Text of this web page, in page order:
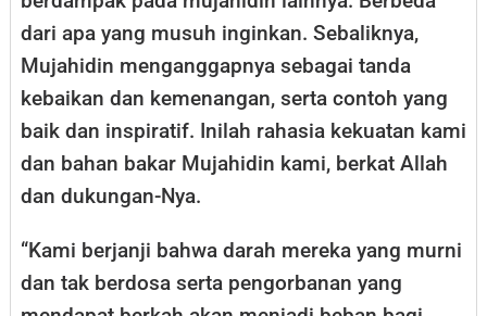
dari apa yang musuh inginkan. Sebaliknya,
Mujahidin menganggapnya sebagai tanda
kebaikan dan kemenangan, serta contoh yang
baik dan inspiratif. Inilah rahasia kekuatan kami
dan bahan bakar Mujahidin kami, berkat Allah
dan dukungan-Nya.
“Kami berjanji bahwa darah mereka yang murni
dan tak berdosa serta pengorbanan yang